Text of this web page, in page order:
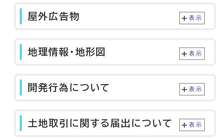
屋外広告物 表示
地理情報・地形図 表示
開発行為について 表示
土地取引に関する届出について 表示